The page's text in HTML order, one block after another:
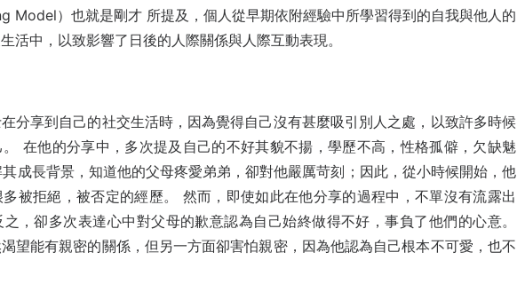
Model）也就是剛才 所提及，個人從早期依附經驗中所學習得到的自我與他人的
活中，以致影響了日後的人際關係與人際互動表現。
分享到自己的社交生活時，因為覺得自己沒有甚麼吸引別人之處，以致許多時候
在他的分享中，多次提及自己的不好其貌不揚，學歷不高，性格孤僻，欠缺魅
成長背景，知道他的父母疼愛弟弟，卻對他嚴厲苛刻；因此，從小時候開始，他
被拒絕，被否定的經歷。 然而，即使如此在他分享的過程中，不單沒有流露出
，卻多次表達心中對父母的歉意認為自己始終做得不好，事負了他們的心意。
望能有親密的關係，但另一方面卻害怕親密，因為他認為自己根本不可愛，也不